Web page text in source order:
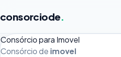
consorciode.
Consórcio para Imovel
Consórcio de imovel